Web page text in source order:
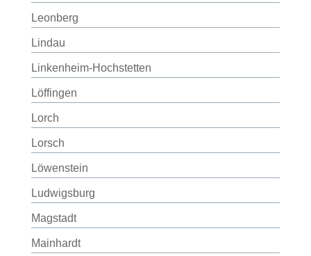
Leonberg
Lindau
Linkenheim-Hochstetten
Löffingen
Lorch
Lorsch
Löwenstein
Ludwigsburg
Magstadt
Mainhardt